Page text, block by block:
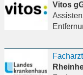
Vitos